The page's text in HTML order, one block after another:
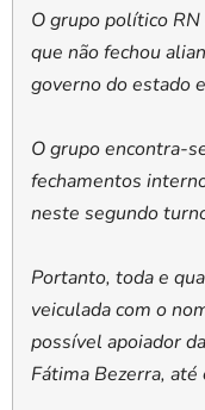
O grupo político
que não fechou
governo do estado
O grupo encontra-
fechamentos
neste segundo
Portanto, toda e
veiculada com o
possível apoiador
Fátima Bezerra,